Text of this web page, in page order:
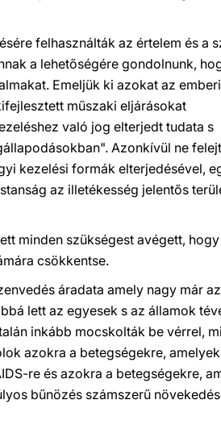
felhasználták az értelem és a
a lehetőségére gondolnunk,
Emeljük ki azokat az emberi
műszaki eljárásokat
való jog elterjedt tudata s
Azonkívül ne
kezelési formák elterjedésével,
az illetékesség jelentős
minden szükségest avégett, hogy
csökkentse.
áradata amely nagy már az
lett az egyesek s az államok
inkább mocskolták be vérrel,
azokra a betegségekre,
re és azokra a betegségekre,
bűnözés számszerű